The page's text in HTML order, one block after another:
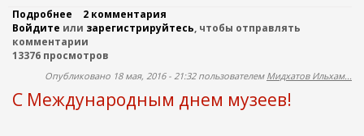
ш
е
и
з
ы
о
в
е
р
и
Подробнее
В
ы
с
а
в
к
2 комментария
Войдите или зарегистрируйтесь, чтобы отправлять
комментарии
13376 просмотров
Опубликовано 18 мая, 2016 - 21:32 пользователем Мидхатов Ильхам...
С Международным днем музеев!